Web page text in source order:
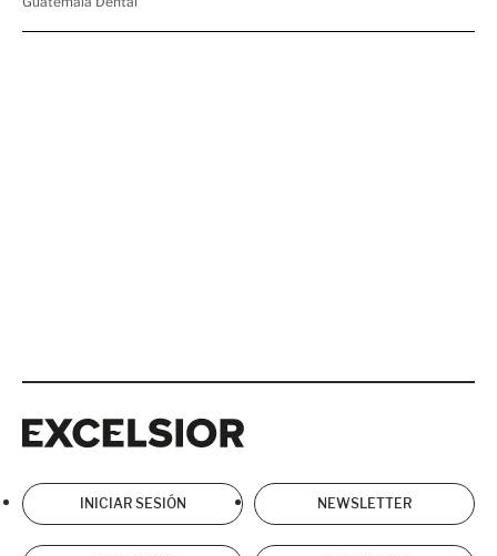
INICIAR SESIÓN NEWSLETTER